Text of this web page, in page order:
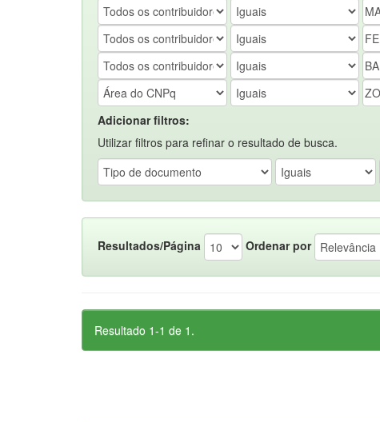
Adicionar filtros:
Utilizar filtros para refinar o resultado de busca.
Resultados/Página Ordenar por
Resultado 1-1 de 1.